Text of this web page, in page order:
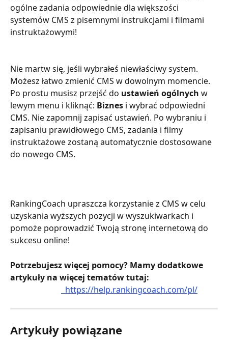
ogólne zadania odpowiednie dla większości
systemów CMS z pisemnymi instrukcjami i filmami
instruktażowymi!
Nie martw się, jeśli wybrałeś niewłaściwy system.
Możesz łatwo zmienić CMS w dowolnym momencie.
Po prostu musisz przejść do ustawień ogólnych w
lewym menu i kliknąć: Biznes i wybrać odpowiedni
CMS. Nie zapomnij zapisać ustawień. Po wybraniu i
zapisaniu prawidłowego CMS, zadania i filmy
instruktażowe zostaną automatycznie dostosowane
do nowego CMS.
RankingCoach upraszcza korzystanie z CMS w celu
uzyskania wyższych pozycji w wyszukiwarkach i
pomoże poprowadzić Twoją stronę internetową do
sukcesu online!
Potrzebujesz więcej pomocy? Mamy dodatkowe
artykuły na więcej tematów tutaj:
  https://help.rankingcoach.com/pl/
Artykuły powiązane